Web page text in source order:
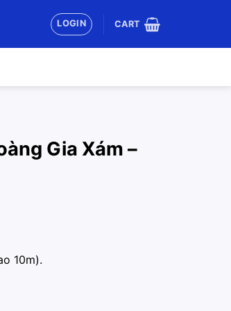
LOGIN CART
Gia Xám –
10m).